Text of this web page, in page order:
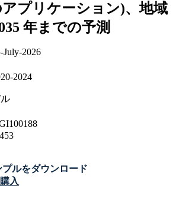
プリケーション)、地域
年までの予測
July-2026
2024
ルをダウンロード
入